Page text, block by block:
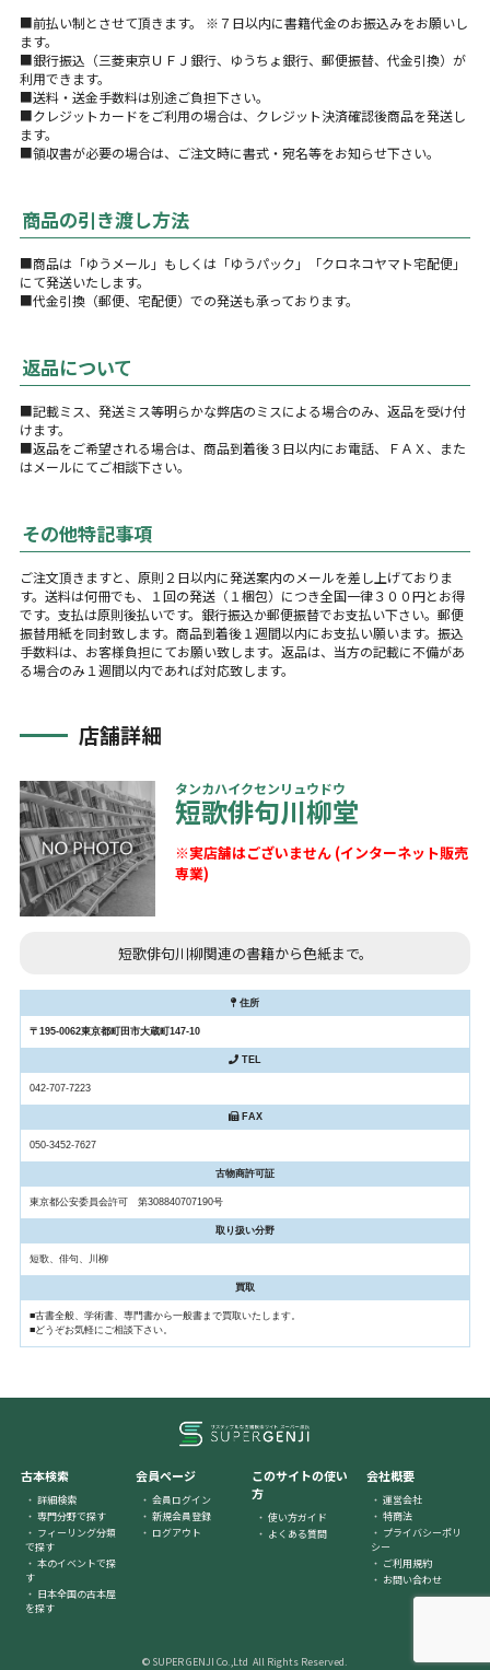
■前払い制とさせて頂きます。 ※７日以内に書籍代金のお振込みをお願いし
ます。
■銀行振込（三菱東京ＵＦＪ銀行、ゆうちょ銀行、郵便振替、代金引換）が
利用できます。
■送料・送金手数料は別途ご負担下さい。
■クレジットカードをご利用の場合は、クレジット決済確認後商品を発送し
ます。
■領収書が必要の場合は、ご注文時に書式・宛名等をお知らせ下さい。
商品の引き渡し方法
■商品は「ゆうメール」もしくは「ゆうパック」「クロネコヤマト宅配便」
にて発送いたします。
■代金引換（郵便、宅配便）での発送も承っております。
返品について
■記載ミス、発送ミス等明らかな弊店のミスによる場合のみ、返品を受け付
けます。
■返品をご希望される場合は、商品到着後３日以内にお電話、ＦＡＸ、また
はメールにてご相談下さい。
その他特記事項
ご注文頂きますと、原則２日以内に発送案内のメールを差し上げておりま
す。送料は何冊でも、１回の発送（１梱包）につき全国一律３００円とお得
です。支払は原則後払いです。銀行振込か郵便振替でお支払い下さい。郵便
振替用紙を同封致します。商品到着後１週間以内にお支払い願います。振込
手数料は、お客様負担にてお願い致します。返品は、当方の記載に不備があ
る場合のみ１週間以内であれば対応致します。
店舗詳細
タンカハイクセンリュウドウ
短歌俳句川柳堂
※実店舗はございません (インターネット販売
専業)
短歌俳句川柳関連の書籍から色紙まで。
住所
〒195-0062東京都町田市大蔵町147-10
TEL
042-707-7223
FAX
050-3452-7627
古物商許可証
東京都公安委員会許可 第308840707190号
取り扱い分野
短歌、俳句、川柳
買取
■古書全般、学術書、専門書から一般書まで買取いたします。
■どうぞお気軽にご相談下さい。
古本検索
詳細検索
専門分野で探す
フィーリング分類
で探す
本のイベントで探
す
日本全国の古本屋
を探す
会員ページ
会員ログイン
新規会員登録
ログアウト
このサイトの使い
方
使い方ガイド
よくある質問
会社概要
運営会社
特商法
プライバシーポリ
シー
ご利用規約
お問い合わせ
© SUPER GENJI Co.,Ltd All Rights Reserved.